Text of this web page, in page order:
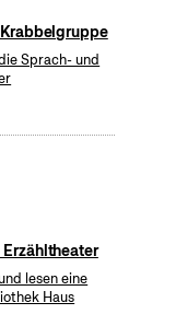
Sprach- und
lesen eine
Haus